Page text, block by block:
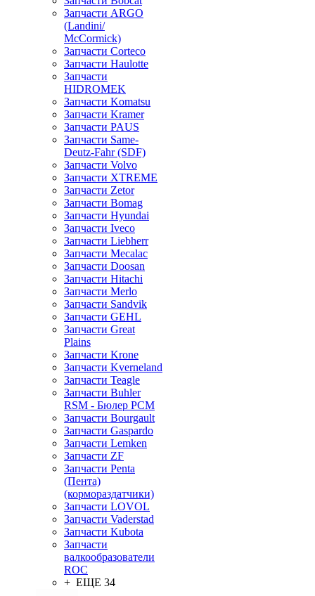
Запчасти ARGO
(Landini/
McCormick)
Запчасти Corteco
Запчасти Haulotte
Запчасти
HIDROMEK
Запчасти Komatsu
Запчасти Kramer
Запчасти PAUS
Запчасти Same-
Deutz-Fahr (SDF)
Запчасти Volvo
Запчасти XTREME
Запчасти Zetor
Запчасти Bomag
Запчасти Hyundai
Запчасти Iveco
Запчасти Liebherr
Запчасти Mecalac
Запчасти Doosan
Запчасти Hitachi
Запчасти Merlo
Запчасти Sandvik
Запчасти GEHL
Запчасти Great
Plains
Запчасти Krone
Запчасти Kverneland
Запчасти Teagle
Запчасти Buhler
RSM - Бюлер РСМ
Запчасти Bourgault
Запчасти Gaspardo
Запчасти Lemken
Запчасти ZF
Запчасти Penta
(Пента)
(кормораздатчики)
Запчасти LOVOL
Запчасти Vaderstad
Запчасти Kubota
Запчасти
валкообразователи
ROC
+ ЕЩЕ 34